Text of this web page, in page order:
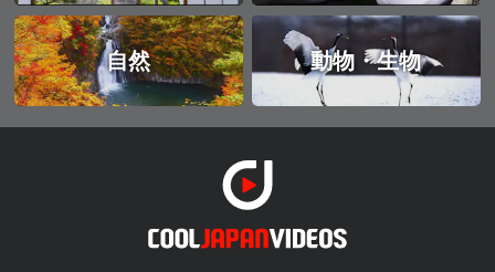
自然 動物・生物